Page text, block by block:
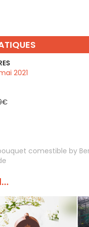
2021
comestible by